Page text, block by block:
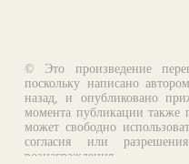
© Это произведение
поскольку написано
назад, и опубликовано
момента публикации также
может свободно
согласия или
вознаграждения.